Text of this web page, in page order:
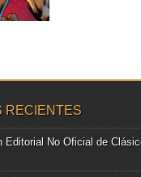
al
durante
▶
RECIENTES
Editorial No Oficial de